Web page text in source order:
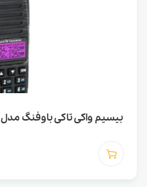
بیسیم واکی تاکی باوفنگ مدل BAOFENG UV-82GM